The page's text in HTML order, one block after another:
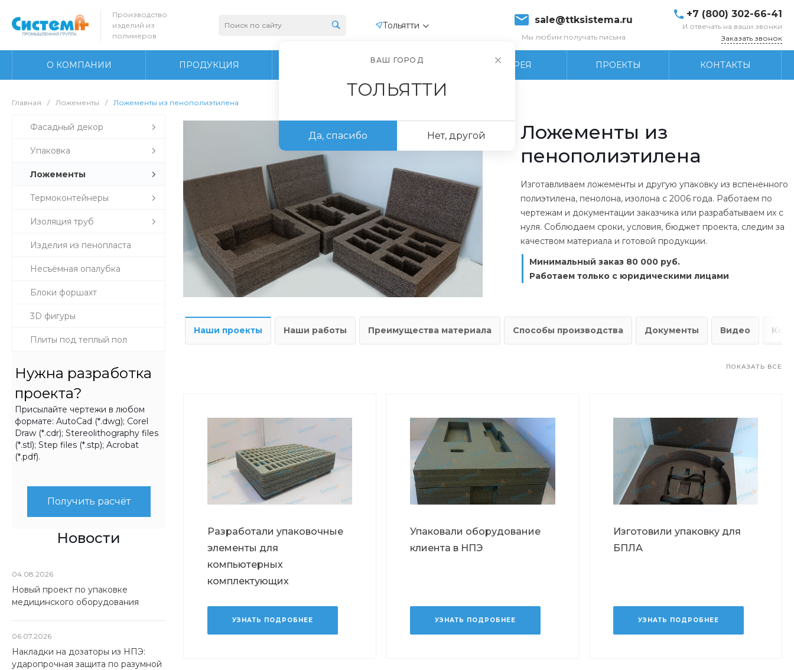
Производство
изделий из
полимеров
Тольятти sale@ttksistema.ru
Мы любим получать письма
+7 (800) 302-66-41
И отвечать на ваши звонки
Заказать звонок
О КОМПАНИИ ПРОДУКЦИЯ ПРОИЗВОДСТВО ФОТОГАЛЕРЕЯ ПРОЕКТЫ КОНТАКТЫ
Главная / Ложементы / Ложементы из пенополиэтилена
Фасадный декор
Упаковка
Ложементы
Термоконтейнеры
Изоляция труб
Изделия из пенопласта
Несъёмная опалубка
Блоки форшахт
3D фигуры
Плиты под теплый пол
Нужна разработка
проекта?
Присылайте чертежи в любом
формате: AutoCad (*.dwg); Corel
Draw (*.cdr); Stereolithography files
(*.stl); Step files (*.stp); Acrobat
(*.pdf).
Получить расчёт
Новости
04.08.2026
Новый проект по упаковке
медицинского оборудования
06.07.2026
Накладки на дозаторы из НПЭ:
ударопрочная защита по разумной
Ложементы из
пенополиэтилена
Изготавливаем ложементы и другую упаковку из вспененного
полиэтилена, пенолона, изолона с 2006 года. Работаем по
чертежам и документации заказчика или разрабатываем их с
нуля. Соблюдаем сроки, условия, бюджет проекта, следим за
качеством материала и готовой продукции.
Минимальный заказ 80 000 руб.
Работаем только с юридическими лицами
Наши проекты Наши работы Преимущества материала Способы производства Документы Видео
ПОКАЗАТЬ ВСЕ
Разработали упаковочные
элементы для
компьютерных
комплектующих
УЗНАТЬ ПОДРОБНЕЕ
Упаковали оборудование
клиента в НПЭ
УЗНАТЬ ПОДРОБНЕЕ
Изготовили упаковку для
БПЛА
УЗНАТЬ ПОДРОБНЕЕ
ВАШ ГОРОД
ТОЛЬЯТТИ
Да, спасибо Нет, другой